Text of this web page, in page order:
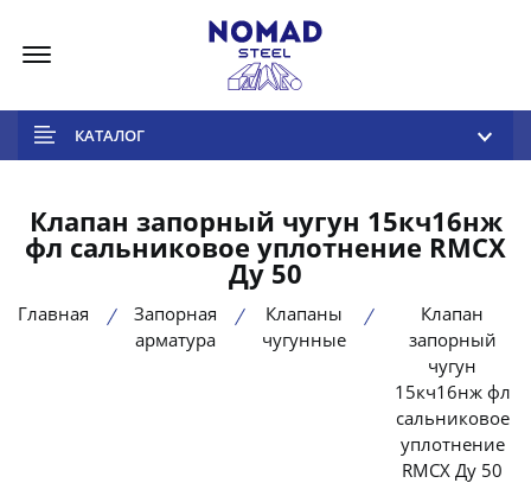
КАТАЛОГ
Клапан запорный чугун 15кч16нж
фл сальниковое уплотнение RMCX
Ду 50
Главная
Запорная
арматура
Клапаны
чугунные
Клапан
запорный
чугун
15кч16нж фл
сальниковое
уплотнение
RMCX Ду 50